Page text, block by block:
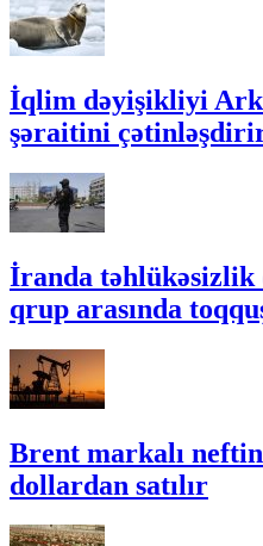
İqlim dəyişikliyi
şəraitini
İranda təhlükəsizlik
qrup arasında
Brent markalı
dollardan satılır